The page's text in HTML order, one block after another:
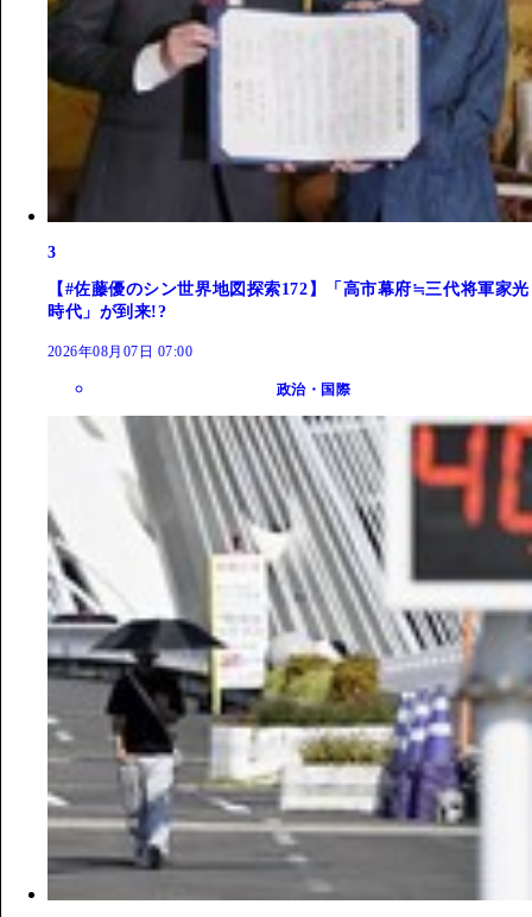
3
【#佐藤優のシン世界地図探索172】「高市幕府≒三代将軍家光
時代」が到来!?
2026年08月07日 07:00
政治・国際